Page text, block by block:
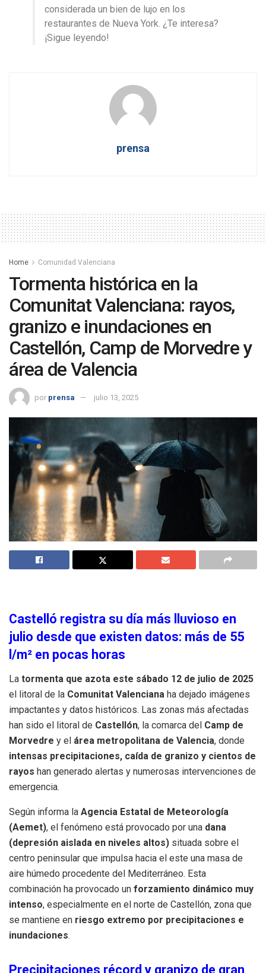
considerada un bien de lujo en los
restaurantes de Nueva York. ¿Te interesa?
¡Sigue leyendo!
prensa
Home Comunidad Valenciana
Tormenta histórica en la
Comunitat Valenciana: rayos,
granizo e inundaciones en
Castellón, Camp de Morvedre y
área de Valencia
por prensa julio 13, 2025
Castelló registra su día más lluvioso en
julio desde que existen datos: más de 55
l/m² en pocas horas
La tormenta que azota este sábado 12 de julio de 2025
el litoral de la Comunitat Valenciana ha dejado imágenes
impactantes y datos históricos. Las zonas más afectadas
han sido el litoral de Castellón, la comarca del Camp de
Morvedre y el área metropolitana de Valencia, donde
intensas precipitaciones, caída de granizo y cientos de
rayos han generado alertas y numerosas intervenciones de
emergencia.
Según informa la Agencia Estatal de Meteorología
(Aemet), el fenómeno está provocado por una dana
(depresión aislada en niveles altos) situada sobre el
centro peninsular que impulsa hacia el este una masa de
aire húmedo procedente del Mediterráneo. Esta
combinación ha provocado un forzamiento dinámico muy
intenso, especialmente en el norte de Castellón, zona que
se mantiene en riesgo extremo por precipitaciones e
inundaciones.
Precipitaciones récord y granizo de gran